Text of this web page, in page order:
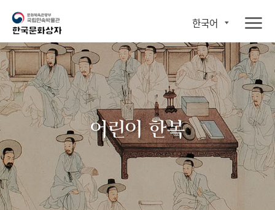
한국어
어린이 한복